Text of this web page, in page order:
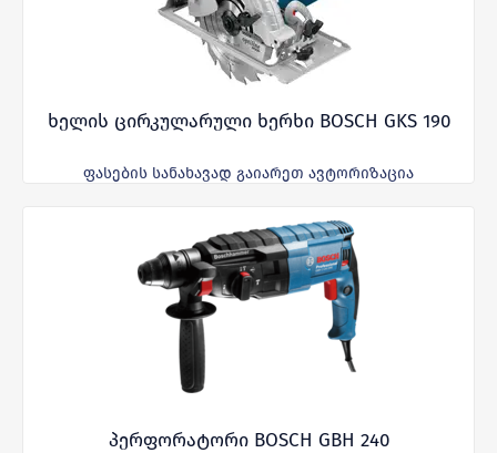
ხელის ცირკულარული ხერხი BOSCH GKS 190
ფასების სანახავად გაიარეთ ავტორიზაცია
პერფორატორი BOSCH GBH 240